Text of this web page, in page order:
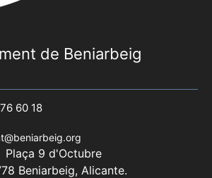
de Beniarbeig
60 18
Plaça 9 d'Octubre
Beniarbeig, Alicante.